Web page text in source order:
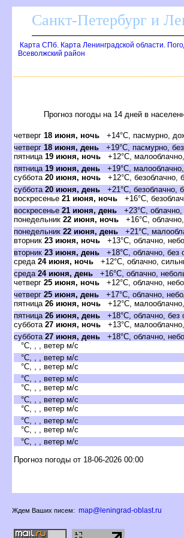
Санкт-Петербург и
Карта СПб. Карта Ленинградской области.
севолжский район
Прогноз погоды на 14 дней в
четвер 18 июня, ночь +14°C, пасмурно,
четвер 18 июня, день +19°C, пасмурно,
пятница 19 июня, ночь +12°C,
пятница 19 июня, день +19°C,
суббота 20 июня, ночь +12°C, безоблачно,
суббота 20 июня, день +21°C, безоблачно,
оскресенье 21 июня, ночь +16°C,
оскресенье 21 июня, день +23°C,
понедельник 22 июня, ночь +16°C,
понедельник 22 июня, день +21°C,
торник 23 июня, ночь +13°C, облачно,
торник 23 июня, день +18°C, облачно, без
среда 24 июня, ночь +12°C, облачно,
среда 24 июня, день +16°C, облачно,
четвер 25 июня, ночь +12°C, облачно,
четвер 25 июня, день +17°C, облачно,
пятница 26 июня, ночь +12°C,
пятница 26 июня, день +18°C, облачно, без
суббота 27 июня, ночь +13°C,
суббота 27 июня, день +18°C, облачно,
°C, , , ветер м/с
°C, , , ветер м/с
°C, , , ветер м/с
°C, , , ветер м/с
°C, , , ветер м/с
°C, , , ветер м/с
°C, , , ветер м/с
°C, , , ветер м/с
°C, , , ветер м/с
°C, , , ветер м/с
Прогноз погоды от 18-06-2026 00:00
Ждем Ваших писем: map@leningrad-oblast.ru